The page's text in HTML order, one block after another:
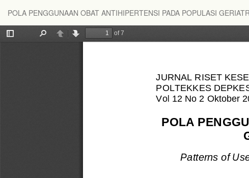
Article
Details
POLA PENGGUNAAN OBAT ANTIHIPERTENSI PADA POPULASI